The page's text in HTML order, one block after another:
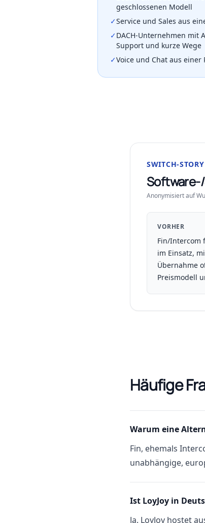
geschlossenen Modell
✓Service und Sales aus
✓DACH-Unternehmen mit
Support und kurze Wege
✓Voice und Chat aus
SWITCH-STORY
Anonymisiert auf
VORHER
Fin/Intercom
im Einsatz,
Übernahme
Preismodell
Häufige
Warum eine
Fin, ehemals
unabhängige,
Ist LoyJoy in
Ja. LoyJoy hostet